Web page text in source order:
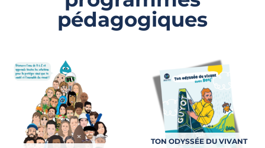
pédagogiques
TON ODYSSÉE DU VIVANT